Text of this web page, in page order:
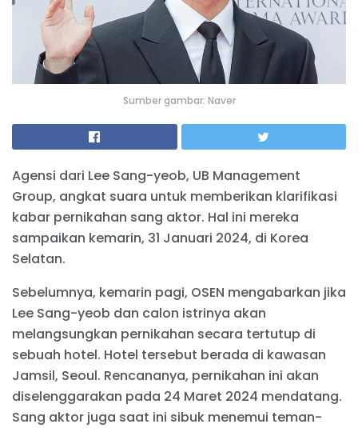
Sumber gambar: Naver
Agensi dari Lee Sang-yeob, UB Management
Group, angkat suara untuk memberikan klarifikasi
kabar pernikahan sang aktor. Hal ini mereka
sampaikan kemarin, 31 Januari 2024, di Korea
Selatan.
Sebelumnya, kemarin pagi, OSEN mengabarkan jika
Lee Sang-yeob dan calon istrinya akan
melangsungkan pernikahan secara tertutup di
sebuah hotel. Hotel tersebut berada di kawasan
Jamsil, Seoul. Rencananya, pernikahan ini akan
diselenggarakan pada 24 Maret 2024 mendatang.
Sang aktor juga saat ini sibuk menemui teman-